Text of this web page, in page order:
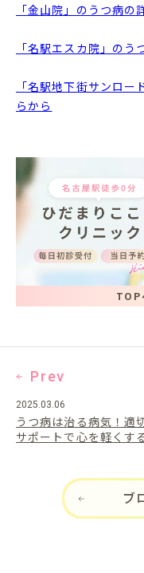
「金山院」のうつ病の
「名駅エスカ院」の
「名駅地下街サンロ
らから
TOP
Prev
2025.03.06
うつ病は治る病気！適
サポートで心を軽くす
ブ